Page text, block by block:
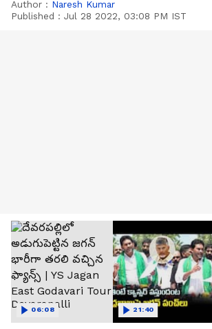
Author : Naresh Kumar
Published : Jul 28 2022, 03:08 PM IST
06:08 21:40